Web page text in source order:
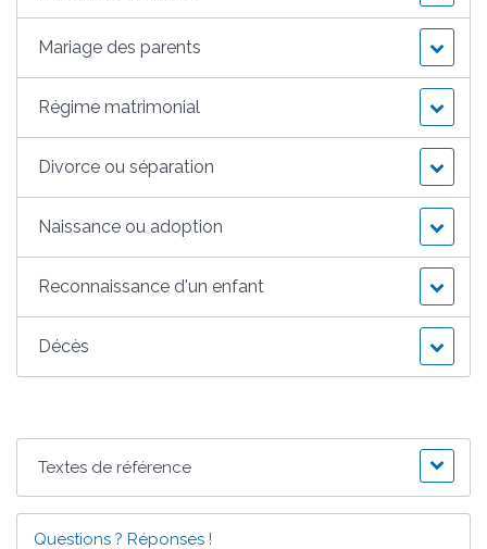
Mariage des parents
Régime matrimonial
Divorce ou séparation
Naissance ou adoption
Reconnaissance d'un enfant
Décès
Textes de référence
Questions ? Réponses !